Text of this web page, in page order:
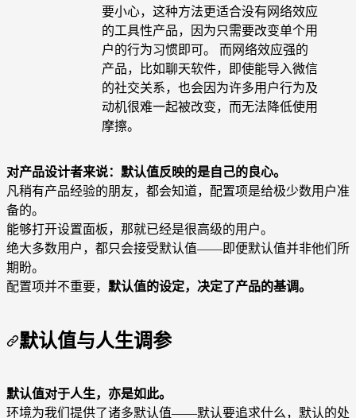
要小心，这种方法更适合没有网络效应
的工具性产品，因为只需要改变单个用
户的行为习惯即可。 而网络效应强的
产品，比如聊天软件，即使能导入微信
的社交关系，也会因为许多用户行为及
动机很难一起被改变，而无法降低使用
摩擦。
对产品设计者来说：默认值反映的是自己的良心。
凡稍有产品经验的朋友，都会知道，配置项是给极少数用户准
备的。
能够打开设置面板，那就已经是很高级的用户。
绝大多数用户，都只会接受默认值——即便默认值并非他们所
期盼。
配置项并不重要， 默认值的设定，决定了产品的基调。
默认值与人生调参
默认值对于人生，亦是如此。
环境为我们提供了诸多默认值——默认要追求什么，默认的处